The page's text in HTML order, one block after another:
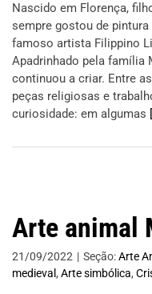
Nascido em Florença,
sempre gostou de
famoso artista Filippino
Apadrinhado pela família
continuou a criar. Entre
peças religiosas e
curiosidade: em algumas
Arte animal
21/09/2022 | Seção:Arte
medieval , Arte simbólica,